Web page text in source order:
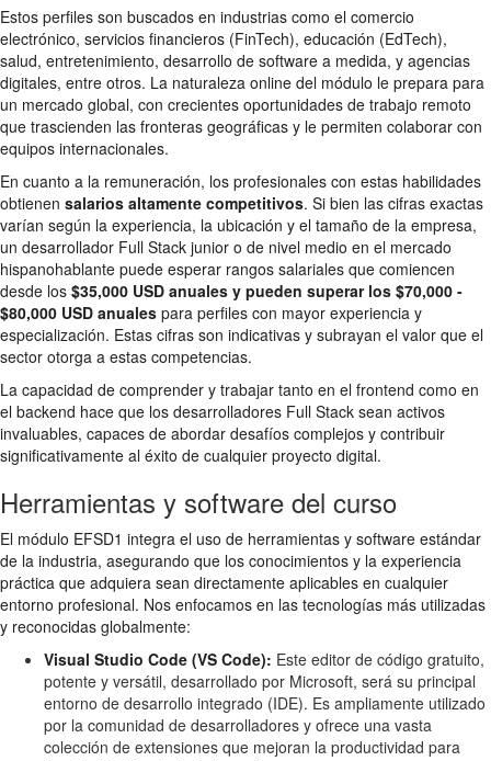
Estos perfiles son buscados en industrias como el comercio
electrónico, servicios financieros (FinTech), educación (EdTech),
salud, entretenimiento, desarrollo de software a medida, y agencias
digitales, entre otros. La naturaleza online del módulo le prepara para
un mercado global, con crecientes oportunidades de trabajo remoto
que trascienden las fronteras geográficas y le permiten colaborar con
equipos internacionales.
En cuanto a la remuneración, los profesionales con estas habilidades
obtienen salarios altamente competitivos. Si bien las cifras exactas
varían según la experiencia, la ubicación y el tamaño de la empresa,
un desarrollador Full Stack junior o de nivel medio en el mercado
hispanohablante puede esperar rangos salariales que comiencen
desde los $35,000 USD anuales y pueden superar los $70,000 -
$80,000 USD anuales para perfiles con mayor experiencia y
especialización. Estas cifras son indicativas y subrayan el valor que el
sector otorga a estas competencias.
La capacidad de comprender y trabajar tanto en el frontend como en
el backend hace que los desarrolladores Full Stack sean activos
invaluables, capaces de abordar desafíos complejos y contribuir
significativamente al éxito de cualquier proyecto digital.
Herramientas y software del curso
El módulo EFSD1 integra el uso de herramientas y software estándar
de la industria, asegurando que los conocimientos y la experiencia
práctica que adquiera sean directamente aplicables en cualquier
entorno profesional. Nos enfocamos en las tecnologías más utilizadas
y reconocidas globalmente:
Visual Studio Code (VS Code): Este editor de código gratuito,
potente y versátil, desarrollado por Microsoft, será su principal
entorno de desarrollo integrado (IDE). Es ampliamente utilizado
por la comunidad de desarrolladores y ofrece una vasta
colección de extensiones que mejoran la productividad para